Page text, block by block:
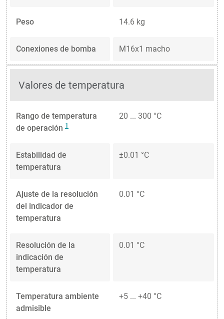
Peso 14.6 kg
Conexiones de bomba M16x1 macho
Valores de temperatura
Rango de temperatura
de operación 1
20 ... 300 °C
Estabilidad de
temperatura
±0.01 °C
Ajuste de la resolución
del indicador de
temperatura
0.01 °C
Resolución de la
indicación de
temperatura
0.01 °C
Temperatura ambiente
admisible
+5 ... +40 °C